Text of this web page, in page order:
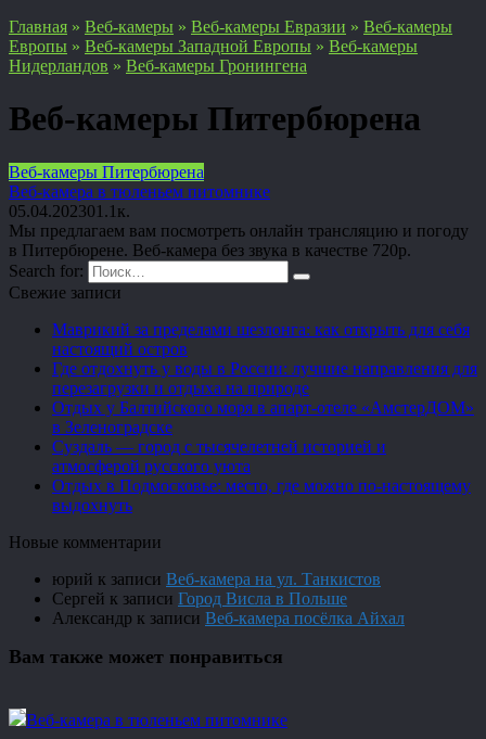
Главная » Веб-камеры » Веб-камеры Евразии » Веб-камеры
Европы » Веб-камеры Западной Европы » Веб-камеры
Нидерландов » Веб-камеры Гронингена
Веб-камеры Питербюрена
Веб-камеры Питербюрена
Веб-камера в тюленьем питомнике
05.04.202301.1к.
Мы предлагаем вам посмотреть онлайн трансляцию и погоду
в Питербюрене. Веб-камера без звука в качестве 720p.
Search for:
Свежие записи
Маврикий за пределами шезлонга: как открыть для себя
настоящий остров
Где отдохнуть у воды в России: лучшие направления для
перезагрузки и отдыха на природе
Отдых у Балтийского моря в апарт-отеле «АмстерДОМ»
в Зеленоградске
Суздаль — город с тысячелетней историей и
атмосферой русского уюта
Отдых в Подмосковье: место, где можно по-настоящему
выдохнуть
Новые комментарии
юрий к записи Веб-камера на ул. Танкистов
Сергей к записи Город Висла в Польше
Александр к записи Веб-камера посёлка Айхал
Вам также может понравиться
Веб-камера в тюленьем питомнике